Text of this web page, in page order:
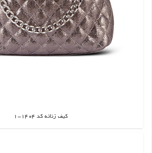
کیف زنانه کد 1404-1
اطلاعات بیشتر